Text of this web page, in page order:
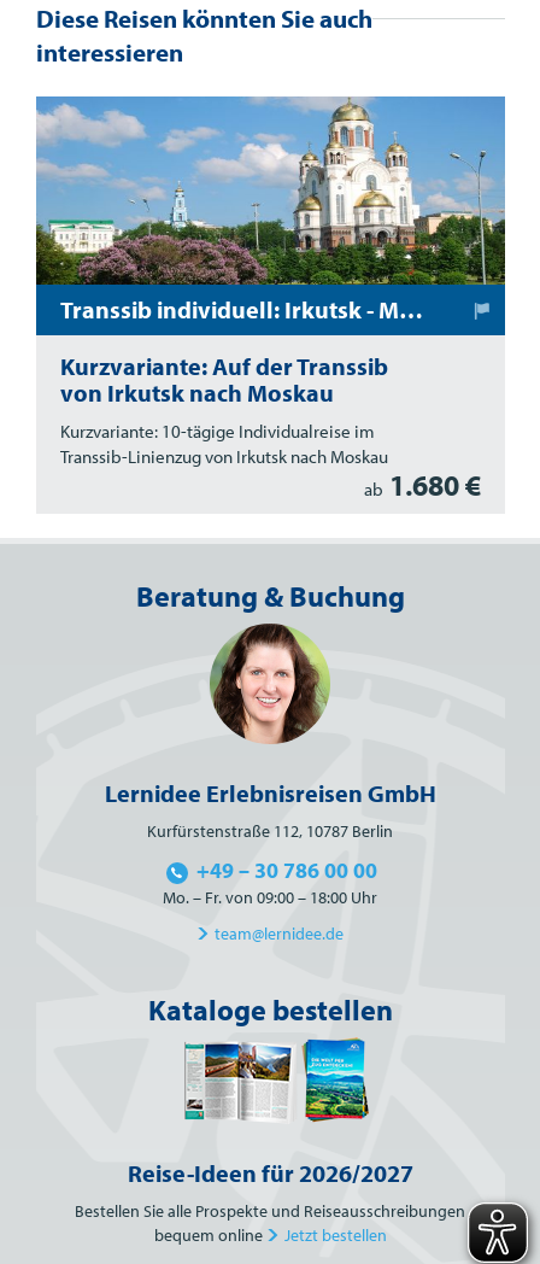
Diese Reisen könnten Sie auch
interessieren
Transsib individuell: Irkutsk - Moskau
Kurzvariante: Auf der Transsib
von Irkutsk nach Moskau
Kurzvariante: 10-tägige Individualreise im
Transsib-Linienzug von Irkutsk nach Moskau
ab 1.680 €
Beratung & Buchung
Lernidee Erlebnisreisen GmbH
Kurfürstenstraße 112, 10787 Berlin
+49 – 30 786 00 00
Mo. – Fr. von 09:00 – 18:00 Uhr
team@lernidee.de
Kataloge bestellen
Reise-Ideen für 2026/2027
Bestellen Sie alle Prospekte und Reiseausschreibungen
bequem online
Jetzt bestellen